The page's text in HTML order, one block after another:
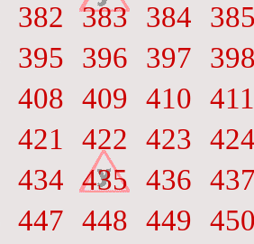
382 383 384
395 396 397
408 409 410 411
421 422 423
434 435 436
447 448 449